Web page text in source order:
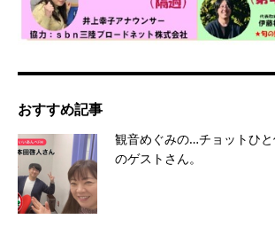
おすすめ記事
観音めぐみの…チョットひ
のゲストさん。